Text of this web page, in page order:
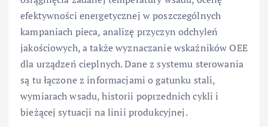
efektywności energetycznej w poszczególnych
kampaniach pieca, analizę przyczyn odchyleń
jakościowych, a także wyznaczanie wskaźników OEE
dla urządzeń cieplnych. Dane z systemu sterowania
są tu łączone z informacjami o gatunku stali,
wymiarach wsadu, historii poprzednich cykli i
bieżącej sytuacji na linii produkcyjnej.